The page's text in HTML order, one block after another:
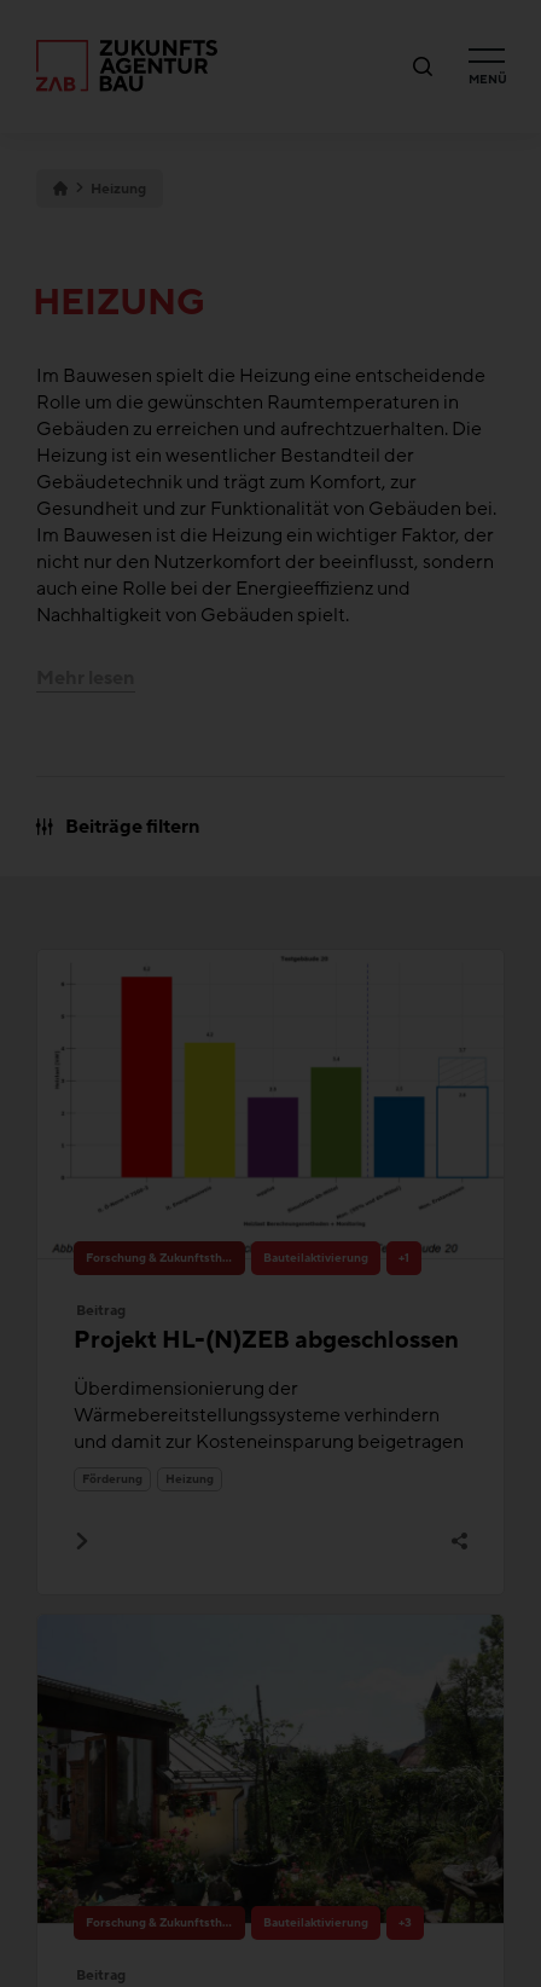
MENÜ
Heizung
HEIZUNG
Im Bauwesen spielt die Heizung eine entscheidende
Rolle um die gewünschten Raumtemperaturen in
Gebäuden zu erreichen und aufrechtzuerhalten. Die
Heizung ist ein wesentlicher Bestandteil der
Gebäudetechnik und trägt zum Komfort, zur
Gesundheit und zur Funktionalität von Gebäuden bei.
Im Bauwesen ist die Heizung ein wichtiger Faktor, der
nicht nur den Nutzerkomfort der beeinflusst, sondern
auch eine Rolle bei der Energieeffizienz und
Nachhaltigkeit von Gebäuden spielt.
Beiträge filtern
Forschung & Zukunftsthemen Bauteilaktivierung +1
Beitrag
Projekt HL-(N)ZEB abgeschlossen
Überdimensionierung der
Wärmebereitstellungssysteme verhindern
und damit zur Kosteneinsparung beigetragen
Förderung Heizung
Forschung & Zukunftsthemen Bauteilaktivierung +3
Beitrag